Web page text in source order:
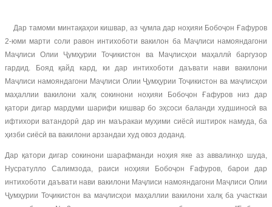
Дар тамоми минтақаҳои кишвар, аз ҷумла дар ноҳияи Бобоҷон Ғафуров
2-юми марти соли равон интихоботи вакилон ба Маҷлиси намояндагони
Маҷлиси Олии Ҷумҳурии Тоҷикистон ва Маҷлисҳои маҳаллӣ баргузор
гардид. Бояд қайд кард, ки дар интихоботи даъвати нави вакилони
Маҷлиси намояндагони Маҷлиси Олии Ҷумҳурии Тоҷикистон ва маҷлисҳои
маҳаллии вакилони халқ сокинони ноҳияи Бобоҷон Ғафуров низ дар
қатори дигар мардуми шарифи кишвар бо эҳсоси баланди худшиносӣ ва
ифтихори ватандорӣ дар ин маъракаи муҳими сиёсӣ иштирок намуда, ба
ҳизби сиёсӣ ва вакилони арзандаи худ овоз доданд.
Дар қатори дигар сокинони шарафманди ноҳия яке аз аввалинҳо шуда,
Нусратулло Салимзода, раиси ноҳияи Бобоҷон Ғафуров, барои дар
интихоботи даъвати нави вакилони Маҷлиси намояндагони Маҷлиси Олии
Ҷумҳурии Тоҷикистон ва маҷлисҳои маҳаллии вакилони халқ ба участкаи